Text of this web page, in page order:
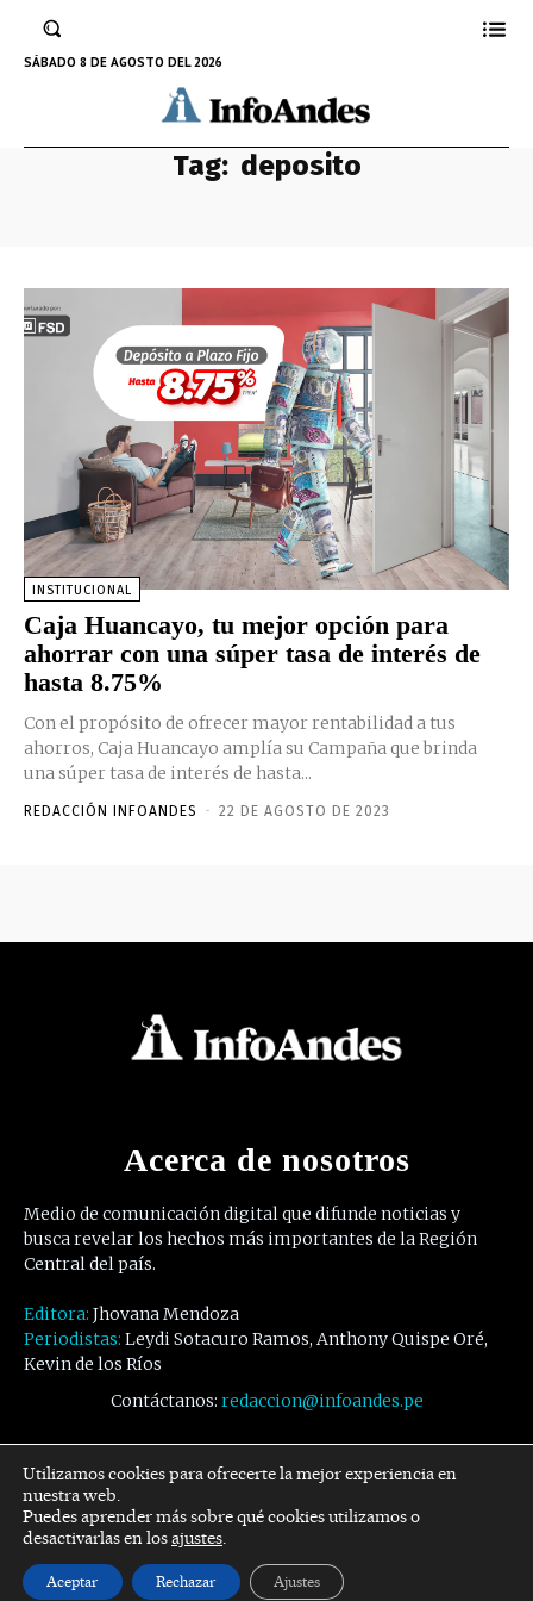
SÁBADO 8 DE AGOSTO DEL 2026
Tag: deposito
INSTITUCIONAL
Caja Huancayo, tu mejor opción para
ahorrar con una súper tasa de interés de
hasta 8.75%
Con el propósito de ofrecer mayor rentabilidad a tus
ahorros, Caja Huancayo amplía su Campaña que brinda
una súper tasa de interés de hasta...
REDACCIÓN INFOANDES - 22 DE AGOSTO DE 2023
Acerca de nosotros
Medio de comunicación digital que difunde noticias y
busca revelar los hechos más importantes de la Región
Central del país.
Editora: Jhovana Mendoza
Periodistas: Leydi Sotacuro Ramos, Anthony Quispe Oré,
Kevin de los Ríos
Contáctanos: redaccion@infoandes.pe
Síguenos
Facebook Twitter Youtube
Utilizamos cookies para ofrecerte la mejor experiencia en
nuestra web.
Puedes aprender más sobre qué cookies utilizamos o
desactivarlas en losajustes.
Aceptar Rechazar Ajustes